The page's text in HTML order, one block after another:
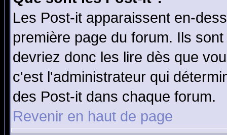
Les Post-it apparaissent en-
première page du forum. Ils
devriez donc les lire dès que
c'est l'administrateur qui
des Post-it dans chaque forum.
Revenir en haut de page